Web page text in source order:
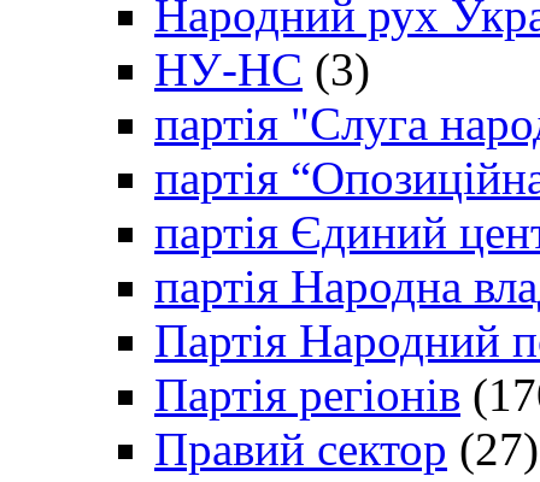
Народний рух
НУ-НС (3)
партія "Слуга
партія
партія Єдиний
партія Народна
Партія Народний
Партія регіонів
Правий сектор (27)